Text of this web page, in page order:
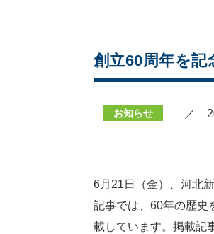
創立60周年を記
お知らせ ／
6月21日（金）、河北
記事では、60年の歴史
載しています。掲載記